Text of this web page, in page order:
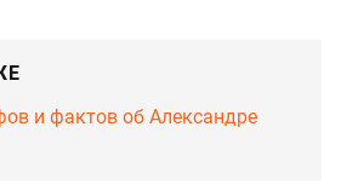
и фактов об Александре